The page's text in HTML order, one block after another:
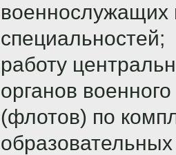
военнослужащих
специальностей;
работу
органов
(флотов) по